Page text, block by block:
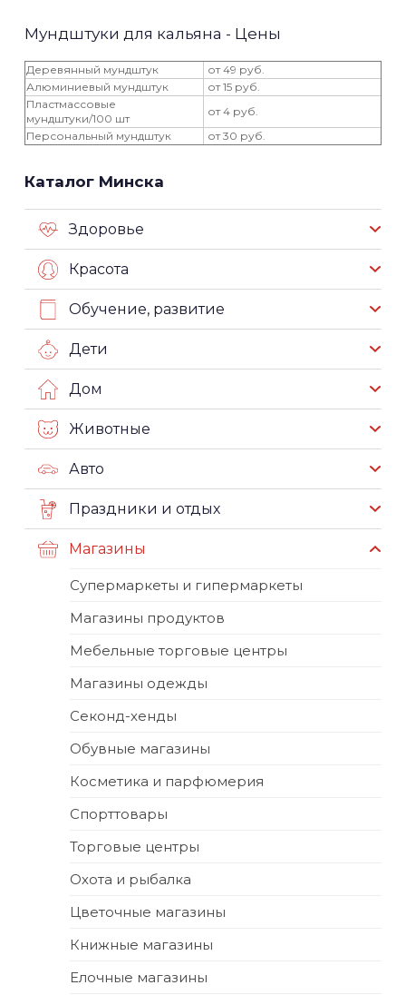
Мундштуки для кальяна - Цены
Деревянный мундштук
от 49 руб.
Алюминиевый мундштук
от 15 руб.
Пластмассовые
мундштуки/100 шт
от 4 руб.
Персональный мундштук
от 30 руб.
Каталог Минска
Здоровье
Красота
Обучение, развитие
Дети
Дом
Животные
Авто
Праздники и отдых
Магазины
Супермаркеты и гипермаркеты
Магазины продуктов
Мебельные торговые центры
Магазины одежды
Секонд-хенды
Обувные магазины
Косметика и парфюмерия
Спорттовары
Торговые центры
Охота и рыбалка
Цветочные магазины
Книжные магазины
Елочные магазины